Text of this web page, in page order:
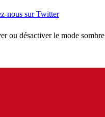
nous sur Twitter
ou désactiver le mode sombre